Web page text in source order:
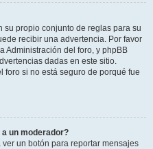
su propio conjunto de reglas para su
recibir una advertencia. Por favor
Administración del foro, y phpBB
dadas en este sitio.
foro si no está seguro de porqué fue
un moderador?
un botón para reportar mensajes